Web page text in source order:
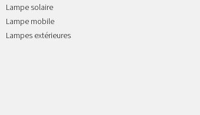
Lampe solaire
Lampe mobile
Lampes extérieures